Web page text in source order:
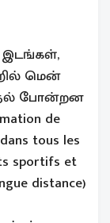
இடங்கள்,
மென்
போன்றன
de
tous les
sportifs et
distance)